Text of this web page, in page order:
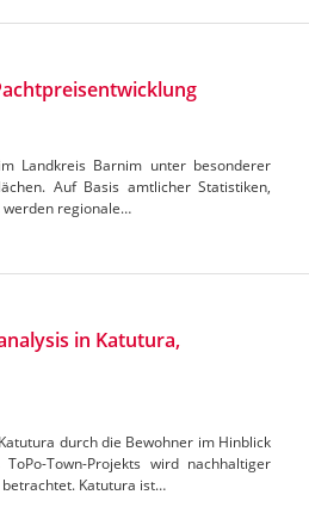
Landkreis Barnim unter besonderer
Auf Basis amtlicher Statistiken,
werden regionale…
in Katutura,
durch die Bewohner im Hinblick
Town-Projekts wird nachhaltiger
Katutura ist…